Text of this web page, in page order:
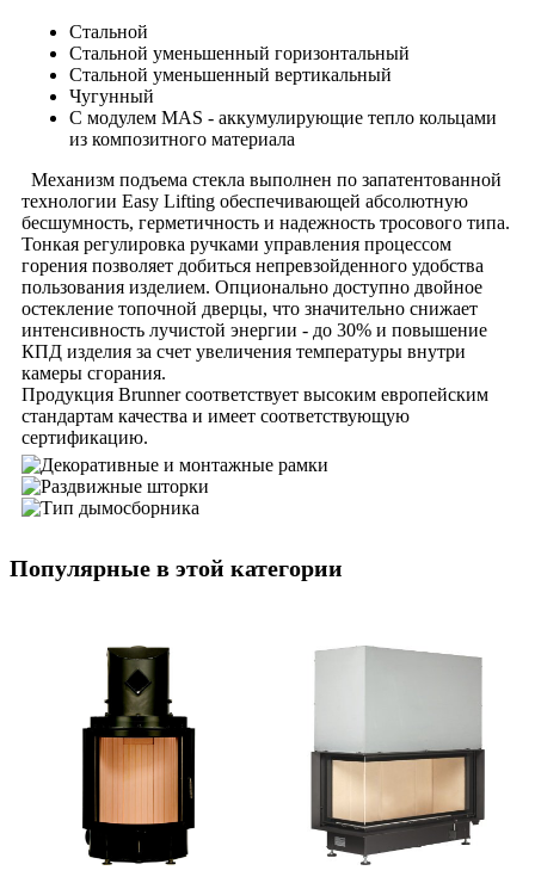
Стальной
Стальной уменьшенный горизонтальный
Стальной уменьшенный вертикальный
Чугунный
С модулем MAS - аккумулирующие тепло кольцами
из композитного материала
Механизм подъема стекла выполнен по запатентованной
технологии Easy Lifting обеспечивающей абсолютную
бесшумность, герметичность и надежность тросового типа.
Тонкая регулировка ручками управления процессом
горения позволяет добиться непревзойденного удобства
пользования изделием. Опционально доступно двойное
остекление топочной дверцы, что значительно снижает
интенсивность лучистой энергии - до 30% и повышение
КПД изделия за счет увеличения температуры внутри
камеры сгорания.
Продукция Brunner соответствует высоким европейским
стандартам качества и имеет соответствующую
сертификацию.
Популярные в этой категории